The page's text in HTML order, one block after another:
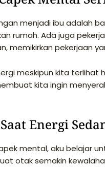
menjadi ibu adalah
rumah. Ada juga
memikirkan pekerjaan
meskipun kita terlihat
kita ingin
Energi
mental, aku belajar
otak semakin